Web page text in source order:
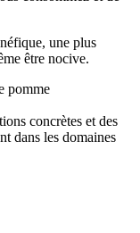
une plus
être nocive.
pomme
concrètes et des
dans les domaines